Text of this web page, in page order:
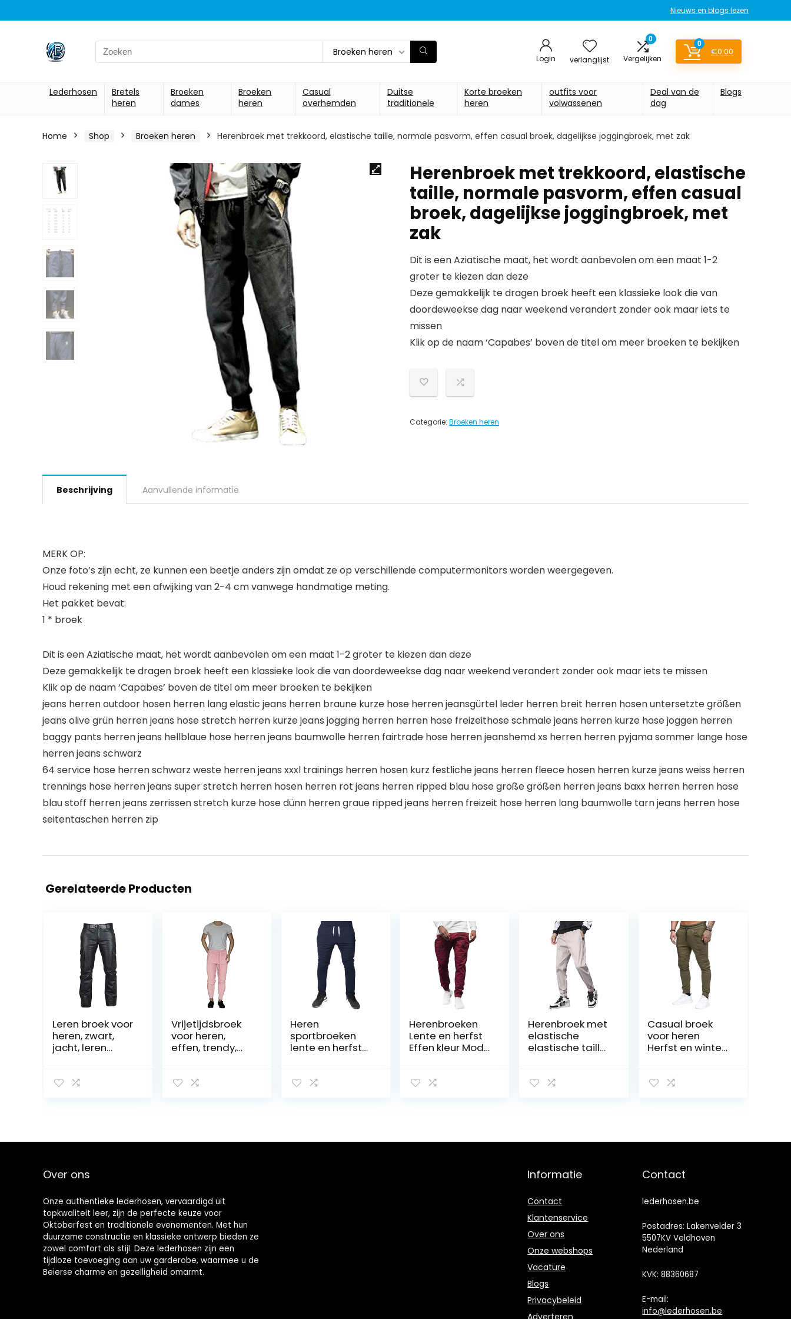
Nieuws en blogs lezen
Search
for:
Broeken heren
Login verlanglijst
0
Vergelijken
0
€0.00
Lederhosen
Bretels
heren
Broeken
dames
Broeken
heren
Casual
overhemden
Duitse
traditionele
Korte broeken
heren
outfits voor
volwassenen
Deal van de
dag
Blogs
Home Shop Broeken heren Herenbroek met trekkoord, elastische taille, normale pasvorm, effen casual broek, dagelijkse joggingbroek, met zak
Herenbroek met trekkoord, elastische
taille, normale pasvorm, effen casual
broek, dagelijkse joggingbroek, met
zak
Dit is een Aziatische maat, het wordt aanbevolen om een maat 1-2
groter te kiezen dan deze
Deze gemakkelijk te dragen broek heeft een klassieke look die van
doordeweekse dag naar weekend verandert zonder ook maar iets te
missen
Klik op de naam ‘Capabes’ boven de titel om meer broeken te bekijken
Categorie: Broeken heren
Beschrijving Aanvullende informatie
MERK OP:
Onze foto’s zijn echt, ze kunnen een beetje anders zijn omdat ze op verschillende computermonitors worden weergegeven.
Houd rekening met een afwijking van 2-4 cm vanwege handmatige meting.
Het pakket bevat:
1 * broek
Dit is een Aziatische maat, het wordt aanbevolen om een maat 1-2 groter te kiezen dan deze
Deze gemakkelijk te dragen broek heeft een klassieke look die van doordeweekse dag naar weekend verandert zonder ook maar iets te missen
Klik op de naam ‘Capabes’ boven de titel om meer broeken te bekijken
jeans herren outdoor hosen herren lang elastic jeans herren braune kurze hose herren jeansgürtel leder herren breit herren hosen untersetzte größen
jeans olive grün herren jeans hose stretch herren kurze jeans jogging herren herren hose freizeithose schmale jeans herren kurze hose joggen herren
baggy pants herren jeans hellblaue hose herren jeans baumwolle herren fairtrade hose herren jeanshemd xs herren herren pyjama sommer lange hose
herren jeans schwarz
64 service hose herren schwarz weste herren jeans xxxl trainings herren hosen kurz festliche jeans herren fleece hosen herren kurze jeans weiss herren
trennings hose herren jeans super stretch herren hosen herren rot jeans herren ripped blau hose große größen herren jeans baxx herren herren hose
blau stoff herren jeans zerrissen stretch kurze hose dünn herren graue ripped jeans herren freizeit hose herren lang baumwolle tarn jeans herren hose
seitentaschen herren zip
Gerelateerde Producten
Leren broek voor
heren, zwart,
jacht, leren
herenbroek,
winter,
heren,
lederhose voor
heren, vrije tijd
Vrijetijdsbroek
voor heren,
effen, trendy,
cargo lederhose
Heren
sportbroeken
lente en herfst
casual all-
Herenbroeken
Lente en herfst
Effen kleur Mode
stijl Casual
Herenbroek met
elastische
elastische taille
maat mode
Casual broek
voor heren
Herfst en winter
Casual
Over ons
Onze authentieke lederhosen, vervaardigd uit
topkwaliteit leer, zijn de perfecte keuze voor
Oktoberfest en traditionele evenementen. Met hun
duurzame constructie en klassieke ontwerp bieden ze
zowel comfort als stijl. Deze lederhosen zijn een
tijdloze toevoeging aan uw garderobe, waarmee u de
Beierse charme en gezelligheid omarmt.
Informatie
Contact
Klantenservice
Over ons
Onze webshops
Vacature
Blogs
Privacybeleid
Adverteren
Contact
lederhosen.be
Postadres: Lakenvelder 3
5507KV Veldhoven
Nederland
KVK: 88360687
E-mail:
info@lederhosen.be